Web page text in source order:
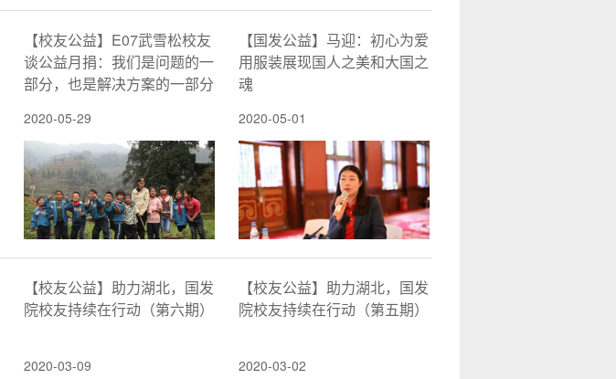
【校友公益】E07武雪松校友
谈公益月捐：我们是问题的一
部分，也是解决方案的一部分
2020-05-29
【国发公益】马迎：初心为爱
用服装展现国人之美和大国之
魂
2020-05-01
【校友公益】助力湖北，国发
院校友持续在行动（第六期）
2020-03-09
【校友公益】助力湖北，国发
院校友持续在行动（第五期）
2020-03-02